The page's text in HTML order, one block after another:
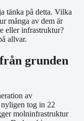
tänka på detta. Vilka
många av dem är
eller infrastruktur?
allvar.
grunden
av
tog in 22
molninfrastruktur